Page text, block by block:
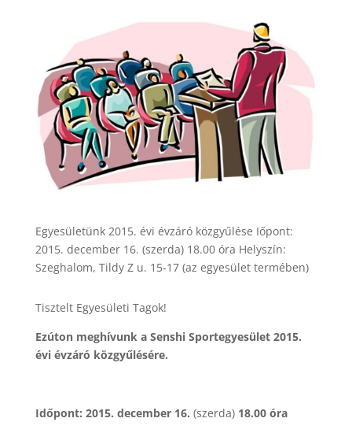
Egyesületünk 2015. évi évzáró közgyűlése Iőpont:
2015. december 16. (szerda) 18.00 óra Helyszín:
Szeghalom, Tildy Z u. 15-17 (az egyesület termében)
Tisztelt Egyesületi Tagok!
Ezúton meghívunk a Senshi Sportegyesület 2015.
évi évzáró közgyűlésére.
Időpont: 2015. december 16. (szerda)18.00 óra